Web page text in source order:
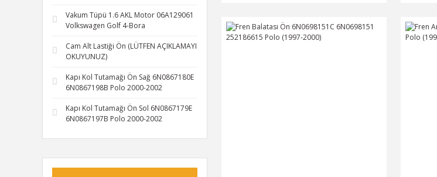
Vakum Tüpü 1.6 AKL Motor 06A129061
Volkswagen Golf 4-Bora
Cam Alt Lastiği Ön (LÜTFEN AÇIKLAMAYI
OKUYUNUZ)
Kapı Kol Tutamağı Ön Sağ 6N0867180E
6N0867198B Polo 2000-2002
Kapı Kol Tutamağı Ön Sol 6N0867179E
6N0867197B Polo 2000-2002